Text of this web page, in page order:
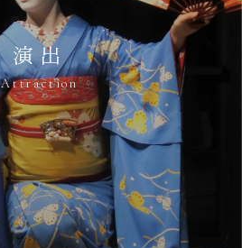
演出
Attraction